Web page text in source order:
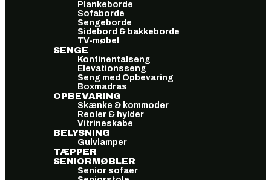
Plankeborde
Sofaborde
Sengeborde
Sidebord & bakkeborde
TV-møbel
SENGE
Kontinentalseng
Elevationsseng
Seng med Opbevaring
Boxmadras
OPBEVARING
Skænke & kommoder
Reoler & hylder
Vitrineskabe
BELYSNING
Gulvlamper
TÆPPER
SENIORMØBLER
Senior sofaer